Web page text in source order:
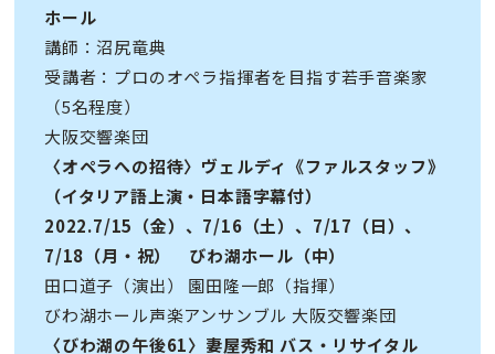
ホール
講師：沼尻竜典
受講者：プロのオペラ指揮者を目指す若手音楽家
（5名程度）
大阪交響楽団
〈オペラへの招待〉ヴェルディ《ファルスタッフ》
（イタリア語上演・日本語字幕付）
2022.7/15（金）、7/16（土）、7/17（日）、
7/18（月・祝） びわ湖ホール（中）
田口道子（演出） 園田隆一郎（指揮）
びわ湖ホール声楽アンサンブル 大阪交響楽団
〈びわ湖の午後61〉妻屋秀和 バス・リサイタル